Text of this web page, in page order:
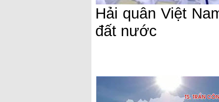
Hải quân Việt
đất nước